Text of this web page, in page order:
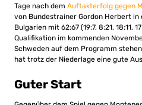
Tage nach dem Auftakterfolg gegen
von Bundestrainer Gordon Herbert
Bulgarien mit 62:67 (19:7, 8:21, 18:11,
Qualifikation im kommenden
Schweden auf dem Programm
hat trotz der Niederlage eine gute
Guter Start